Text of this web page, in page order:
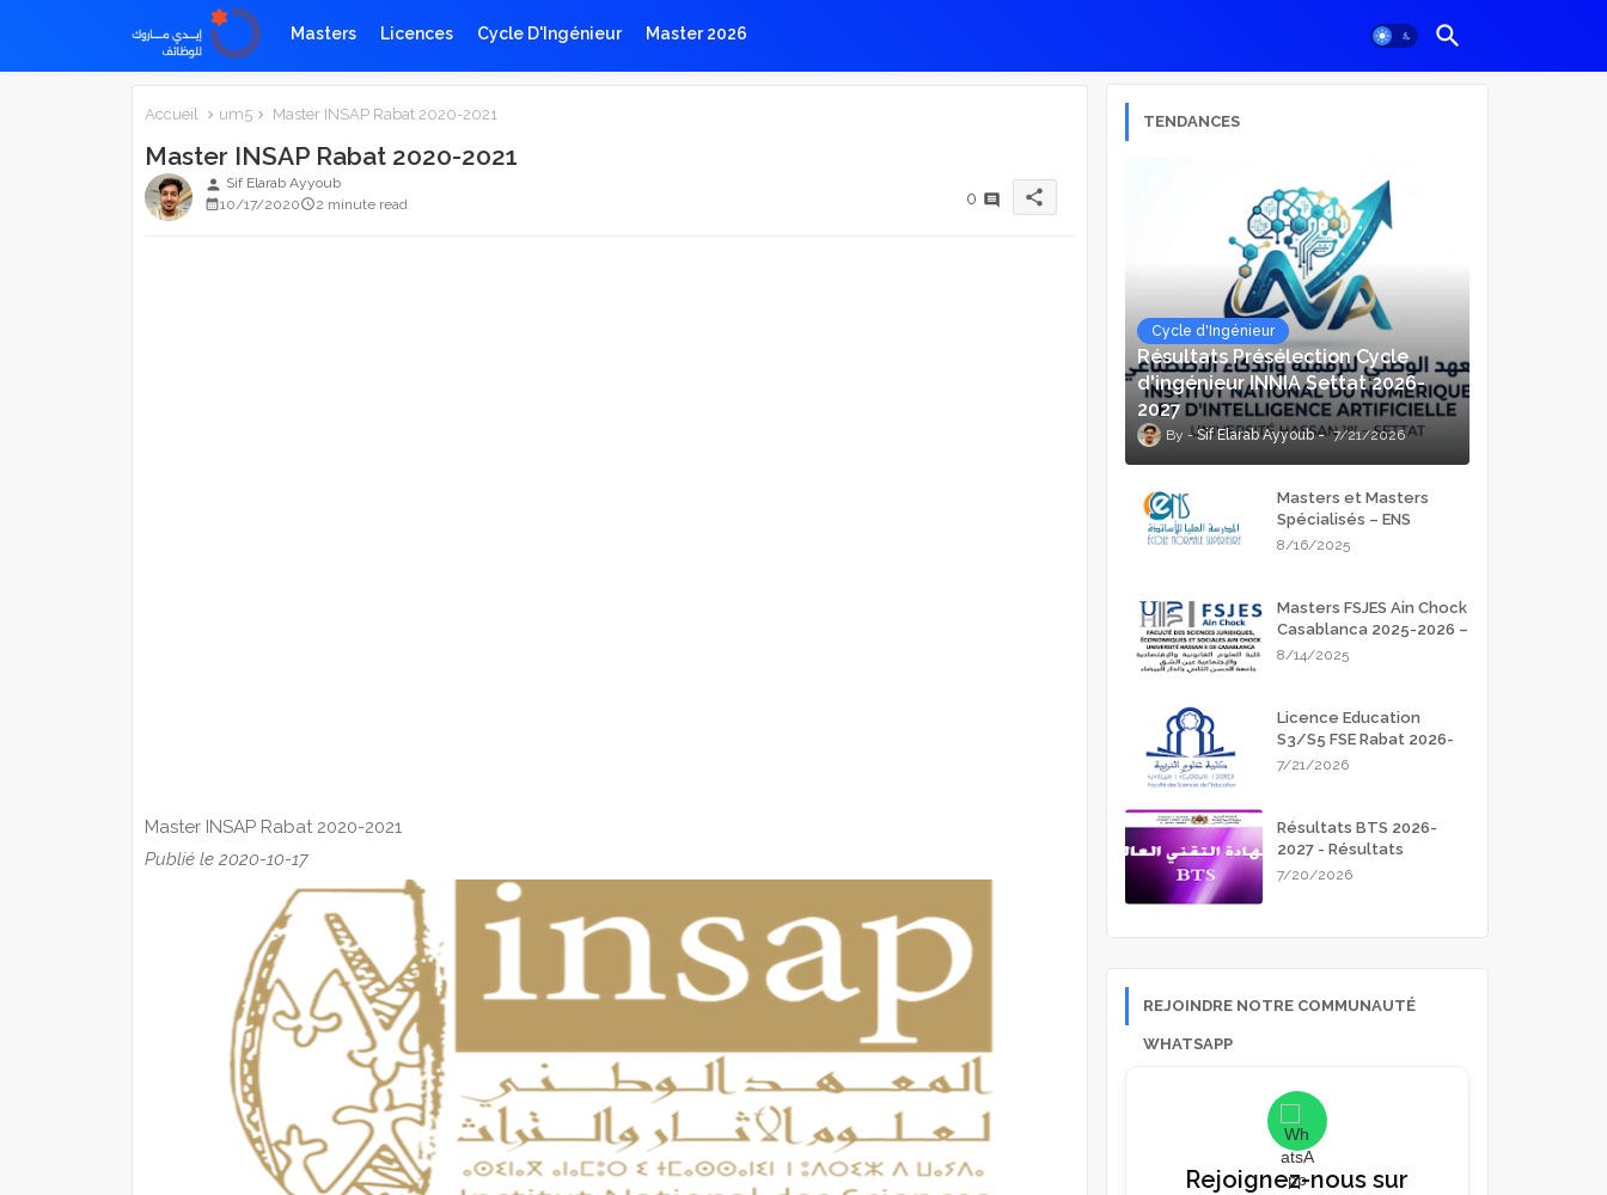
Masters Licences Cycle D'Ingénieur Master 2026
Accueil um5 Master INSAP Rabat 2020-2021
Master INSAP Rabat 2020-2021
person Sif Elarab Ayyoub
10/17/2020
2 minute read 0 share
Master INSAP Rabat 2020-2021
Publié le 2020-10-17
TENDANCES
Cycle d'Ingénieur
Résultats Présélection Cycle
d'ingénieur INNIA Settat 2026-
2027
Sif Elarab Ayyoub 7/21/2026
Masters et Masters
Spécialisés – ENS
Meknès 2025-2026
8/16/2025
Masters FSJES Ain Chock
Casablanca 2025-2026 –
Guide Complet des
8/14/2025
Licence Education
S3/S5 FSE Rabat 2026-
2027
7/21/2026
Résultats BTS 2026-
2027 - Résultats
d'admission
7/20/2026
REJOINDRE NOTRE COMMUNAUTÉ
WHATSAPP
Rejoignez-nous sur